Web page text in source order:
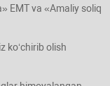
EMT va «Amaliy soliq
koʻchirib olish